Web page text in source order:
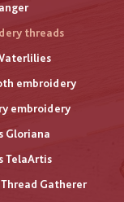
threads
embroidery
embroidery
Gloriana
TelaArtis
Gatherer